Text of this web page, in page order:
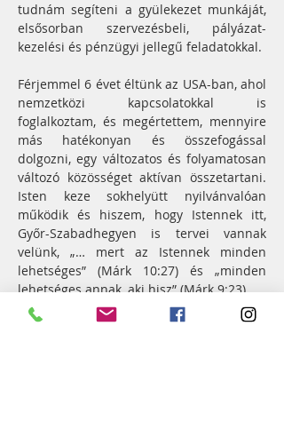
tudnám segíteni a gyülekezet munkáját,
elsősorban szervezésbeli, pályázat-
kezelési és pénzügyi jellegű feladatokkal.
Férjemmel 6 évet éltünk az USA-ban, ahol
nemzetközi kapcsolatokkal is
foglalkoztam, és megértettem, mennyire
más hatékonyan és összefogással
dolgozni, egy változatos és folyamatosan
változó közösséget aktívan összetartani.
Isten keze sokhelyütt nyilvánvalóan
működik és hiszem, hogy Istennek itt,
Győr-Szabadhegyen is tervei vannak
velünk, „… mert az Istennek minden
lehetséges” (Márk 10:27) és „minden
lehetséges annak, aki hisz” (Márk 9:23).
A gyülekezeti diakónia területén